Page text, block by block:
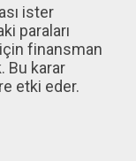
ister
paraları
finansman
Bu karar
etki eder.